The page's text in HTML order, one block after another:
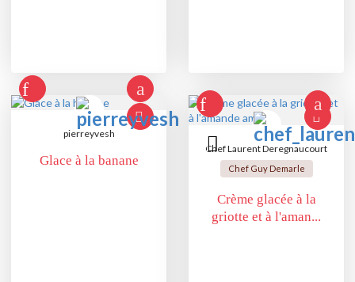
pierreyvesh
Glace à la banane
Chef Laurent Deregnaucourt
Chef Guy Demarle
Crème glacée à la
griotte et à l'aman...